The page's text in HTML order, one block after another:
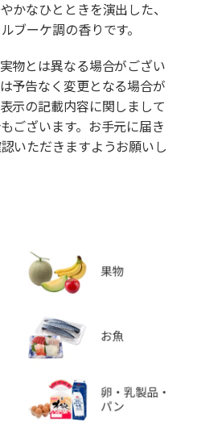
かなひとときを演出した、
ブーケ調の香りです。
物とは異なる場合がござい
予告なく変更となる場合が
示の記載内容に関しまして
ございます。お手元に届き
いただきますようお願いし